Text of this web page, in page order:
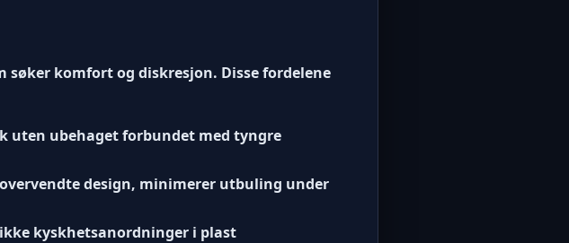
søker komfort og diskresjon. Disse fordelene
uten ubehaget forbundet med tyngre
design, minimerer utbuling under
kyskhetsanordninger i plast